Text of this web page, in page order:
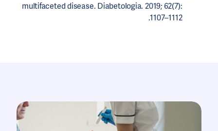
multifaceted disease. Diabetologia. 2019; 62(7):
1107–1112.